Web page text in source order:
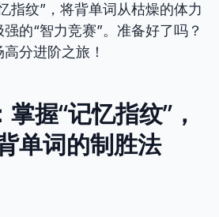
指纹”，将背单词从枯燥的体力
的“智力竞赛”。准备好了吗？
分进阶之旅！
握“记忆指纹”，
单词的制胜法